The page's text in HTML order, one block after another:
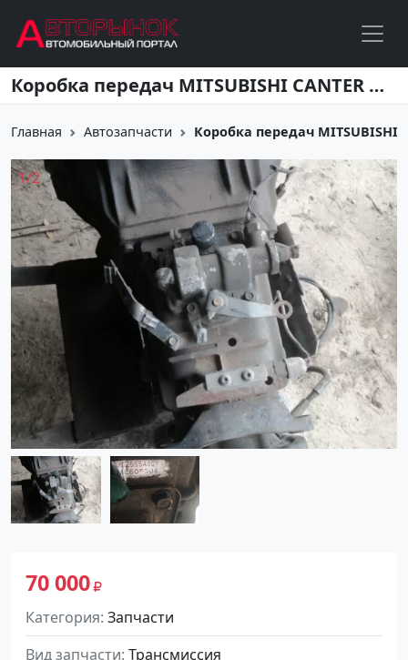
Перейти к основному содержанию Коробка передач MITSUBISHI CANTER 4D36 Краснодар
Главная Автозапчасти Коробка передач MITSUBISHI
70 000
Категория Запчасти
Вид запчасти Трансмиссия
1/2